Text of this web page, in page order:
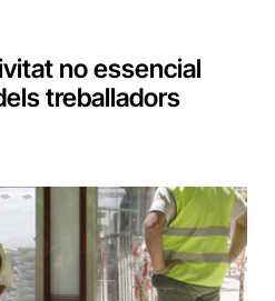
no essencial
treballadors